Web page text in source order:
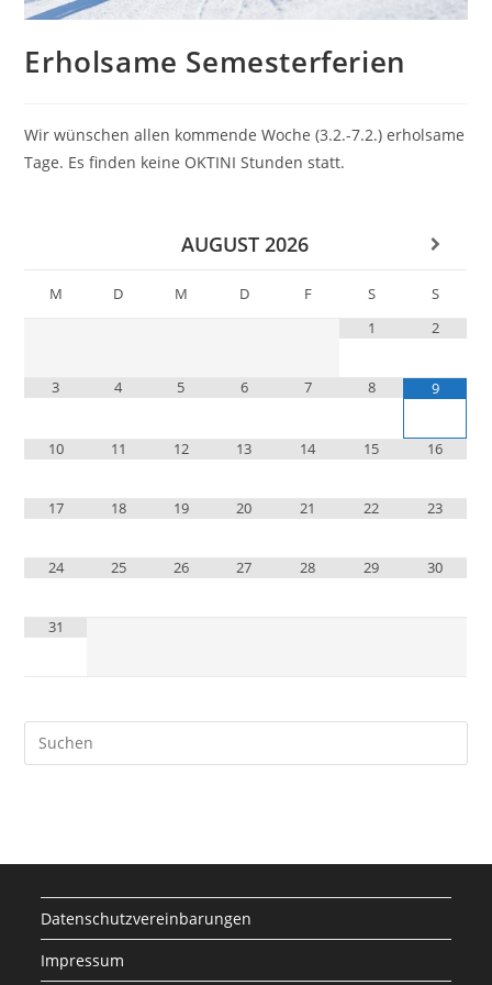
Erholsame Semesterferien
Wir wünschen allen kommende Woche (3.2.-7.2.) erholsame
Tage. Es finden keine OKTINI Stunden statt.
AUGUST 2026
M D M D F S
S
1
2
3 4 5 6 7 8 9
10 11 12 13 14 15 16
17 18 19 20 21 22 23
24 25 26 27 28 29 30
31
Datenschutzvereinbarungen
Impressum